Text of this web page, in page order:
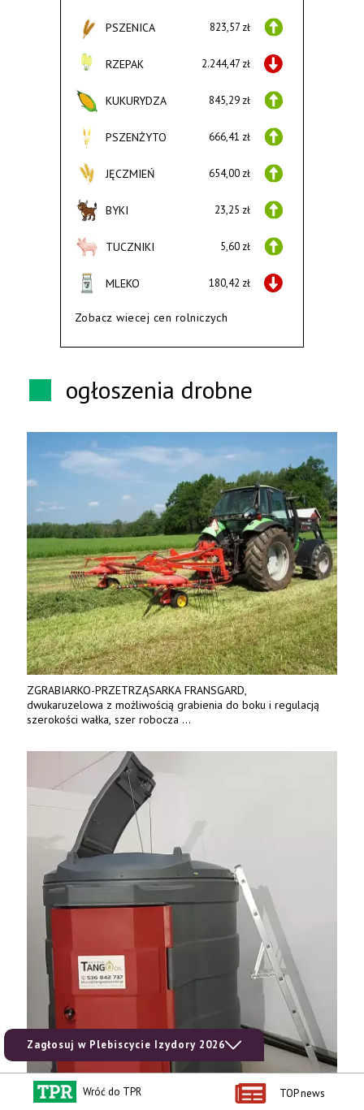
PSZENICA 823,57 zł
RZEPAK 2.244,47 zł
KUKURYDZA 845,29 zł
PSZENŻYTO 666,41 zł
JĘCZMIEŃ 654,00 zł
BYKI 23,25 zł
TUCZNIKI 5,60 zł
MLEKO 180,42 zł
Zobacz wiecej cen rolniczych
ogłoszenia drobne
ZGRABIARKO-PRZETRZĄSARKA FRANSGARD,
dwukaruzelowa z możliwością grabienia do boku i regulacją
szerokości wałka, szer robocza
Tel. 606 211 056, 507 158 699.
Zagłosuj w Plebiscycie Izydory 2026
Wróć do TPR TOP news